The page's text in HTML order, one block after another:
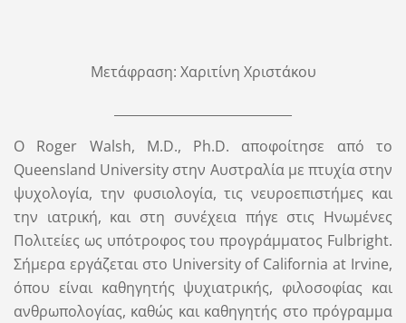
Μετάφραση: Χαριτίνη Χριστάκου
Ο Roger Walsh, M.D., Ph.D. αποφοίτησε από το
Queensland University στην Αυστραλία με πτυχία στην
ψυχολογία, την φυσιολογία, τις νευροεπιστήμες και
την ιατρική, και στη συνέχεια πήγε στις Ηνωμένες
Πολιτείες ως υπότροφος του προγράμματος Fulbright.
Σήμερα εργάζεται στο University of California at Irvine,
όπου είναι καθηγητής ψυχιατρικής, φιλοσοφίας και
ανθρωπολογίας, καθώς και καθηγητής στο πρόγραμμα